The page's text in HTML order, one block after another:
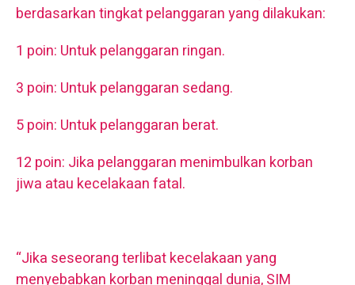
berdasarkan tingkat pelanggaran yang dilakukan:
1 poin: Untuk pelanggaran ringan.
3 poin: Untuk pelanggaran sedang.
5 poin: Untuk pelanggaran berat.
12 poin: Jika pelanggaran menimbulkan korban
jiwa atau kecelakaan fatal.
“Jika seseorang terlibat kecelakaan yang
menyebabkan korban meninggal dunia, SIM